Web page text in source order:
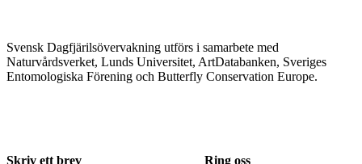
Svensk Dagfjärilsövervakning utförs i samarbete med
Naturvårdsverket, Lunds Universitet, ArtDatabanken, Sveriges
Entomologiska Förening och Butterfly Conservation Europe.
Skriv ett brev Ring oss